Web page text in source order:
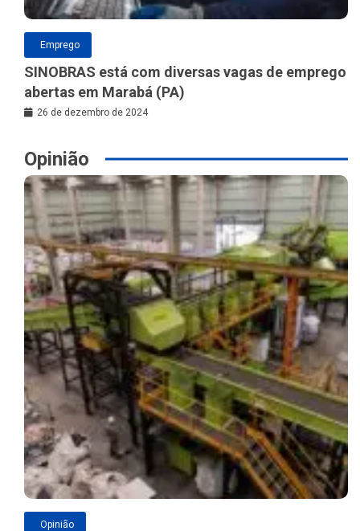
Emprego
SINOBRAS está com diversas vagas de emprego
abertas em Marabá (PA)
26 de dezembro de 2024
Opinião
Opinião